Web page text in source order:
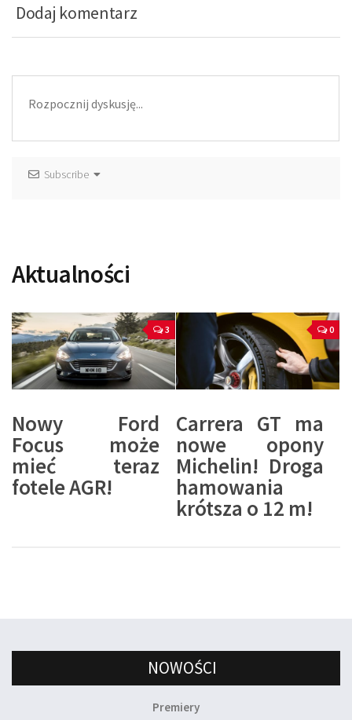
Dodaj komentarz
Subscribe
Aktualności
3
Nowy Ford
Focus może
mieć teraz
fotele AGR!
0
Carrera GT ma
nowe opony
Michelin! Droga
hamowania
krótsza o 12 m!
NOWOŚCI
Premiery